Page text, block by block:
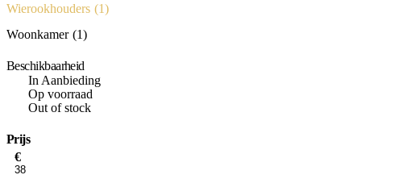
Wierookhouders
1
Woonkamer
1
Beschikbaarheid
In Aanbieding
Op voorraad
Out of stock
Prijs
Min.
prijs
€